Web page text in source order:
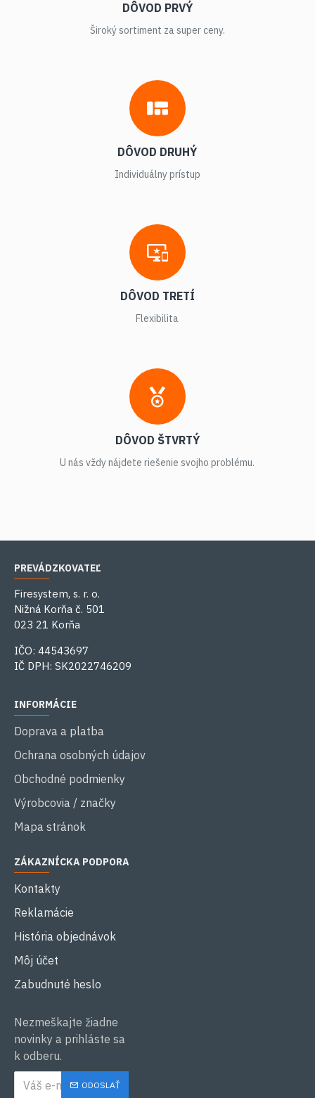
DÔVOD PRVÝ
Široký sortiment za super ceny.
DÔVOD DRUHÝ
Individuálny prístup
DÔVOD TRETÍ
Flexibilita
DÔVOD ŠTVRTÝ
U nás vždy nájdete riešenie svojho problému.
PREVÁDZKOVATEĽ
Firesystem, s. r. o.
Nižná Korňa č. 501
023 21 Korňa
IČO: 44543697
IČ DPH: SK2022746209
INFORMÁCIE
Doprava a platba
Ochrana osobných údajov
Obchodné podmienky
Výrobcovia / značky
Mapa stránok
ZÁKAZNÍCKA PODPORA
Kontakty
Reklamácie
História objednávok
Môj účet
Zabudnuté heslo
Nezmeškajte žiadne
novinky a prihláste sa
k odberu.
ODOSLAŤ